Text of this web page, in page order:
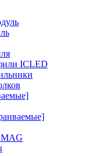
ICLED
MAG